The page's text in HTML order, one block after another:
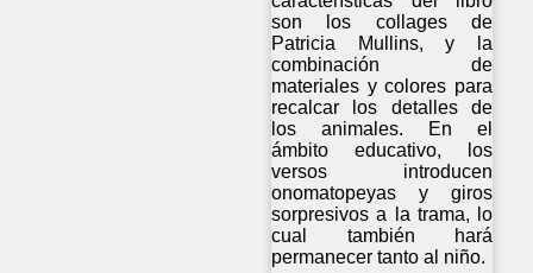
son los collages de
Patricia Mullins, y la
combinación de
materiales y colores para
recalcar los detalles de
los animales. En el
ámbito educativo, los
versos introducen
onomatopeyas y giros
sorpresivos a la trama, lo
cual también hará
permanecer tanto al niño.